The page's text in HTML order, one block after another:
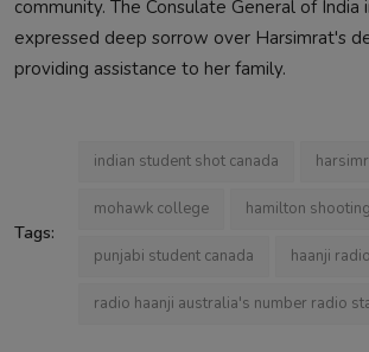
community. The Consulate General of India
expressed deep sorrow over Harsimrat's
providing assistance to her family.
Tags:
indian student shot canada
mohawk college hamilton shooting
punjabi student canada haanji radio
radio haanji australia's number radio